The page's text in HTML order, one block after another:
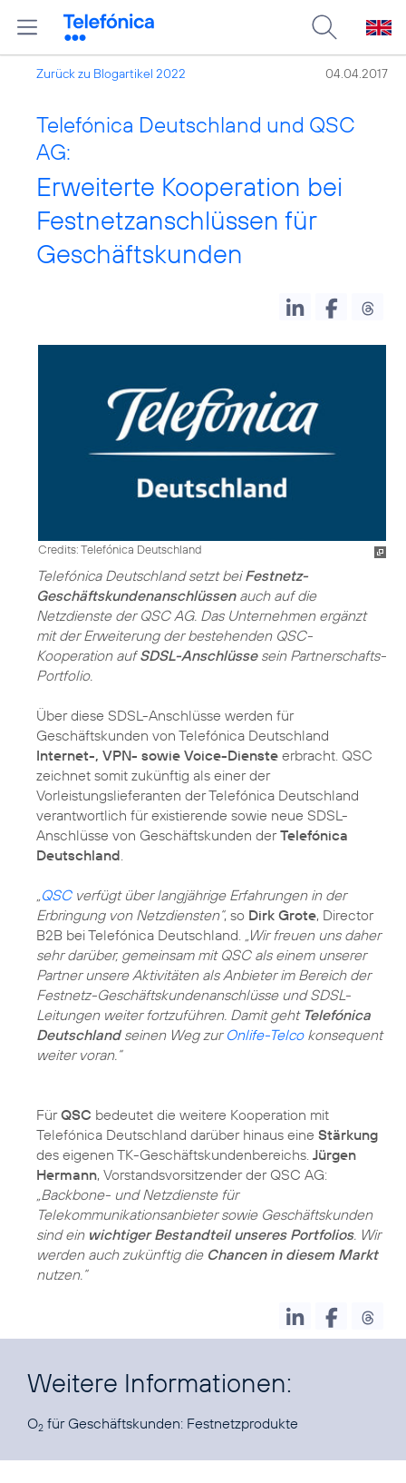
Zurück zu Blogartikel 2022 04.04.2017
Telefónica Deutschland und QSC
AG:
Erweiterte Kooperation bei
Festnetzanschlüssen für
Geschäftskunden
Credits: Telefónica Deutschland
Telefónica Deutschland setzt beiFestnetz-
Geschäftskundenanschlüssenauch auf die
Netzdienste der QSC AG. Das Unternehmen ergänzt
mit der Erweiterung der bestehenden QSC-
Kooperation aufSDSL-Anschlüssesein Partnerschafts-
Portfolio.
Über diese SDSL-Anschlüsse werden für
Geschäftskunden von Telefónica Deutschland
Internet-, VPN- sowie Voice-Dienste erbracht. QSC
zeichnet somit zukünftig als einer der
Vorleistungslieferanten der Telefónica Deutschland
verantwortlich für existierende sowie neue SDSL-
Anschlüsse von Geschäftskunden derTelefónica
Deutschland.
„QSCverfügt über langjährige Erfahrungen in der
Erbringung von Netzdiensten“, so Dirk Grote, Director
B2B bei Telefónica Deutschland. „Wir freuen uns daher
sehr darüber, gemeinsam mit QSC als einem unserer
Partner unsere Aktivitäten als Anbieter im Bereich der
Festnetz-Geschäftskundenanschlüsse und SDSL-
Leitungen weiter fortzuführen. Damit geht Telefónica
Deutschlandseinen Weg zur Onlife-Telcokonsequent
weiter voran.“
FürQSC bedeutet die weitere Kooperation mit
Telefónica Deutschland darüber hinaus eine Stärkung
des eigenen TK-Geschäftskundenbereichs. Jürgen
Hermann, Vorstandsvorsitzender der QSC AG:
„Backbone- und Netzdienste für
Telekommunikationsanbieter sowie Geschäftskunden
sind ein wichtiger Bestandteil unseres Portfolios. Wir
werden auch zukünftig die Chancen in diesem Markt
nutzen.“
Weitere Informationen:
O2 für Geschäftskunden: Festnetzprodukte